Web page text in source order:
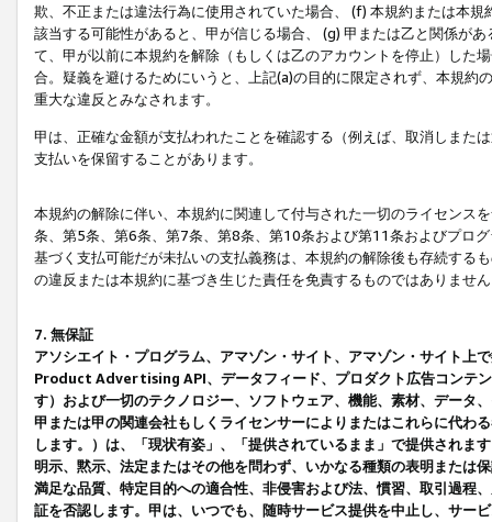
欺、不正または違法行為に使用されていた場合、 (f) 本規約または本
該当する可能性があると、甲が信じる場合、 (g) 甲または乙と関係が
て、甲が以前に本規約を解除（もしくは乙のアカウントを停止）した
合。疑義を避けるためにいうと、上記(a)の目的に限定されず、本規
重大な違反とみなされます。
甲は、正確な金額が支払われたことを確認する（例えば、取消しまた
支払いを保留することがあります。
本規約の解除に伴い、本規約に関連して付与された一切のライセンス
条、第5条、第6条、第7条、第8条、第10条および第11条およびプロ
基づく支払可能だが未払いの支払義務は、本規約の解除後も存続する
の違反または本規約に基づき生じた責任を免責するものではありませ
7. 無保証
アソシエイト・プログラム、アマゾン・サイト、アマゾン・サイト上
Product Advertising API、データフィード、プロダクト広告コンテ
す）および一切のテクノロジー、ソフトウェア、機能、素材、データ
甲または甲の関連会社もしくライセンサーによりまたはこれらに代わ
します。）は、「現状有姿」、「提供されているまま」で提供されま
明示、黙示、法定またはその他を問わず、いかなる種類の表明または
満足な品質、特定目的への適合性、非侵害および法、慣習、取引過程
証を否認します。甲は、いつでも、随時サービス提供を中止し、サー